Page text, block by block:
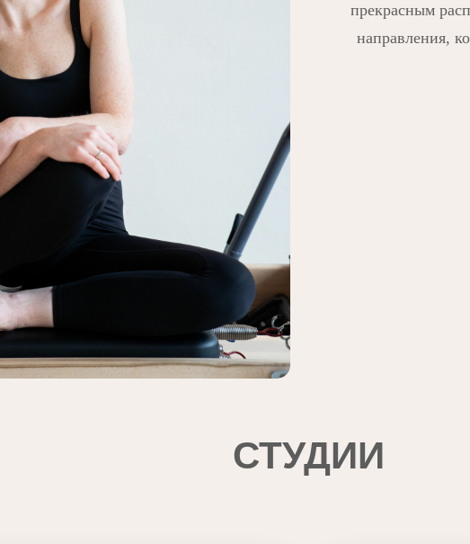
прекрасным
направления,
СТУДИИ